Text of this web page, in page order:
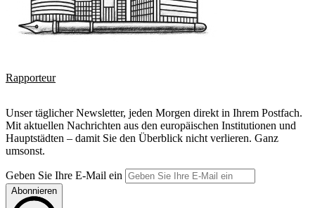
Rapporteur
Unser täglicher Newsletter, jeden Morgen direkt in Ihrem Postfach.
Mit aktuellen Nachrichten aus den europäischen Institutionen und
Hauptstädten – damit Sie den Überblick nicht verlieren. Ganz
umsonst.
Geben Sie Ihre E-Mail ein
Abonnieren